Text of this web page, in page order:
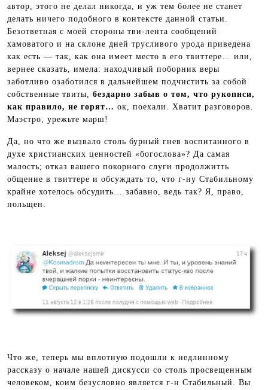
автор, этого не делал никогда, и уж тем более не станет
делать ничего подобного в контексте данной статьи.
Безответная с моей стороны тви-лента сообщений
хамоватого и на склоне дней трусливого урода приведена
как есть — так, как она имеет место в его твиттере… или,
вернее сказать, имела: находчивый поборник веры
заботливо озаботился в дальнейшем подчистить за собой
собственные твиты, бездарно забыв о том, что рукописи,
как правило, не горят… ок, поехали. Хватит разговоров.
Маэстро, урежьте марш!
Да, но что же вызвало столь бурный гнев воспитанного в
духе христианских ценностей «богослова»? Да самая
малость; отказ вашего покорного слуги продолжитть
общение в твиттере и обсуждать то, что г-ну Стабильному
крайне хотелось обсудить… забавно, ведь так? Я, право,
польщен.
Что же, теперь мы вплотную подошли к недлинному
рассказу о начале нашей дискусси со столь просвещенным
человеком, коим безусловно является г-н Стабильный. Вы